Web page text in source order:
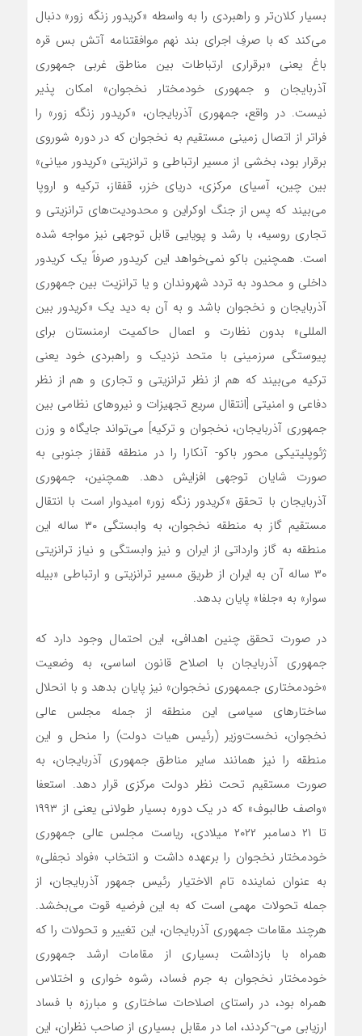
بسیار کلان‌‌تر و راهبردی را به واسطه «کریدور زنگه زور» دنبال‌
می‌کند که با صرفِ اجرای بند نهم موافقتنامه آتش بس قره
باغ یعنی «برقراری ارتباطات بین مناطق غربی جمهوری
آذربایجان و جمهوری خودمختار نخجوان» امکان پذیر
نیست. در واقع، جمهوری آذربایجان، «کریدور زنگه زور» را
فراتر از اتصال زمینی مستقیم به نخجوان که در دوره شوروی
برقرار بود، بخشی از مسیر ارتباطی و ترانزیتی «کریدور میانی»
بین چین، آسیای مرکزی، دریای خزر، قفقاز، ترکیه و اروپا‌
می‌بیند که پس از جنگ اوکراین و محدودیت‌های ترانزیتی و
تجاری روسیه، با رشد و پویایی قابل توجهی نیز مواجه شده
است. همچنین باکو‌ نمی‌خواهد این کریدور صرفاً یک کریدور
داخلی و محدود به تردد شهروندان و یا ترانزیت بین جمهوری
آذربایجان و نخجوان باشد و به آن به دید یک «کریدور بین
المللی» بدون نظارت و اعمال حاکمیت ارمنستان برای
پیوستگی سرزمینی با متحد نزدیک و راهبردی خود یعنی
ترکیه‌ می‌بیند که هم از نظر ترانزیتی و تجاری و هم از نظر
دفاعی و امنیتی [انتقال سریع تجهیزات و نیروهای نظامی بین
جمهوری آذربایجان، نخجوان و ترکیه] می‌تواند جایگاه و وزن
ژئوپلیتیکی محور باکو- آنکارا را در منطقه قفقاز جنوبی به
صورت شایان توجهی افزایش دهد. همچنین، جمهوری
آذربایجان با تحقق «کریدور زنگه زور» امیدوار است با انتقال
مستقیم گاز به منطقه نخجوان، به وابستگی ۳۰ ساله این
منطقه به گاز وارداتی از ایران و نیز وابستگی و نیاز ترانزیتی
۳۰ ساله آن به ایران از طریق مسیر ترانزیتی و ارتباطی «بیله
سوار» به «جلفا» پایان بدهد.
در صورت تحقق چنین اهدافی، این احتمال وجود دارد که
جمهوری آذربایجان با اصلاح قانون اساسی، به وضعیت
«خودمختاری جممهوری نخجوان» نیز پایان بدهد و با انحلال
ساختارهای سیاسی این منطقه از جمله مجلس عالی
نخجوان، نخست‌وزیر (رئیس هیات دولت) را منحل و این
منطقه را نیز همانند سایر مناطق جمهوری آذربایجان، به
صورت مستقیم تحت نظر دولت مرکزی قرار دهد. استعفا
«واصف طالبوف» که در یک دوره بسیار طولانی یعنی از ۱۹۹۳
تا ۲۱ دسامبر ۲۰۲۲ میلادی، ریاست مجلس عالی جمهوری
خودمختار نخجوان را برعهده داشت و انتخاب «فواد نجفلی»
به عنوان نماینده تام الاختیار رئیس جمهور آذربایجان، از
جمله تحولات مهمی است که به این فرضیه قوت‌ می‌بخشد.
هرچند مقامات جمهوری آذربایجان، این تغییر و تحولات را که
همراه با بازداشت بسیاری از مقامات ارشد جمهوری
خودمختار نخجوان به جرم فساد، رشوه خواری و اختلاس
همراه بود، در راستای اصلاحات ساختاری و مبارزه با فساد
ارزیابی می¬کردند، اما در مقابل بسیاری از صاحب نظران، این